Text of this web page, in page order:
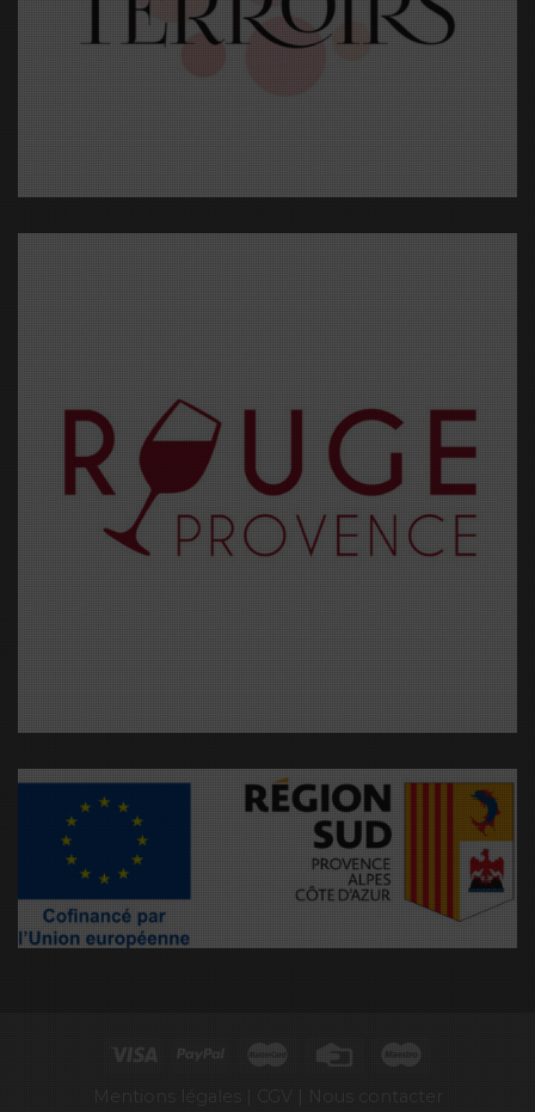
Mentions légales | CGV | Nous contacter